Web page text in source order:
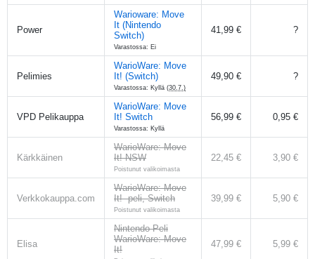
Power
Warioware: Move
It (Nintendo
Switch)
Varastossa: Ei
41,99 € ?
Pelimies
WarioWare: Move
It! (Switch)
Varastossa: Kyllä (30.7.)
49,90 € ?
VPD Pelikauppa
WarioWare: Move
It! Switch
Varastossa: Kyllä
56,99 € 0,95 €
Kärkkäinen
WarioWare: Move
It! NSW
Poistunut valikoimasta
22,45 € 3,90 €
Verkkokauppa.com
WarioWare: Move
It! -peli, Switch
Poistunut valikoimasta
39,99 € 5,90 €
Elisa
Nintendo Peli
WarioWare: Move
It!
47,99 € 5,99 €